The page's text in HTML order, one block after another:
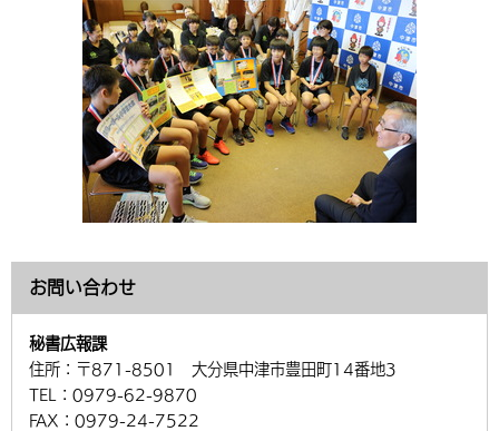
お問い合わせ
秘書広報課
住所： 〒871-8501 大分県中津市豊田町14番地3
TEL： 0979-62-9870
FAX： 0979-24-7522